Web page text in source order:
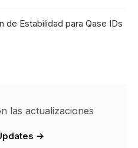
de Estabilidad para Qase IDs
las actualizaciones
→